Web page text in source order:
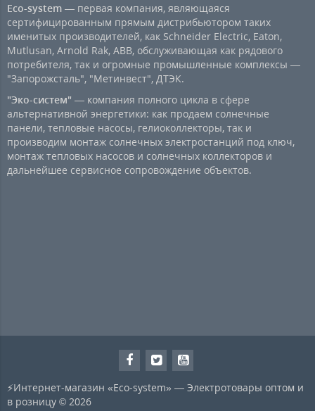
Eco-system — первая компания, являющаяся
сертифицированным прямым дистрибьютором таких
именитых производителей, как Schneider Electric, Eaton,
Mutlusan, Arnold Rak, ABB, обслуживающая как рядового
потребителя, так и огромные промышленные комплексы —
"Запорожсталь", "Метинвест", ДТЭК.
"Эко-систем" — компания полного цикла в сфере
альтернативной энергетики: как продаем солнечные
панели, тепловые насосы, гелиоколлекторы, так и
производим монтаж солнечных электростанций под ключ,
монтаж тепловых насосов и солнечных коллекторов и
дальнейшее сервисное сопровождение объектов.
⚡Интернет-магазин «Eco-system» — Электротовары оптом и
в розницу © 2026